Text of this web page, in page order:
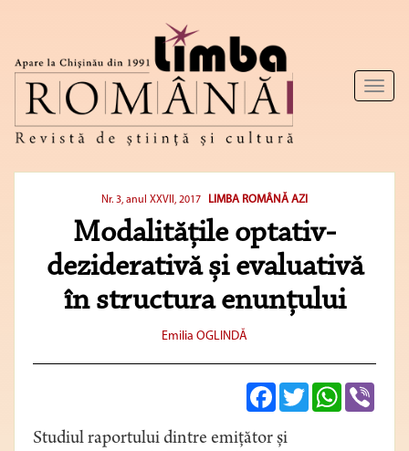
Toggle
Nr. 3, anul XXVII, 2017 LIMBA ROMÂNĂ AZI
Modalitățile optativ-
deziderativă și evaluativă
în structura enunțului
Emilia OGLINDĂ
FacebookTwitterWhatsApp
Studiul raportului dintre emiţător şi